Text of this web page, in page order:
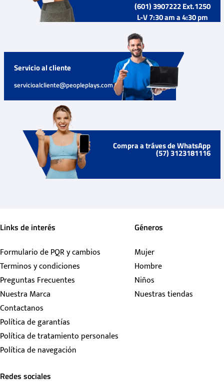
(601) 3907222 Ext.1250
L-V 7:30 am a 4:30 pm
Servicio al cliente
servicioalcliente@peopleplays.com
Compra a tráves de WhatsApp
(57) 3123181116
Links de interés
Formulario de PQR y cambios
Terminos y condiciones
Preguntas Frecuentes
Nuestra Marca
Contactanos
Política de garantías
Política de tratamiento personales
Política de navegación
Géneros
Mujer
Hombre
Niños
Nuestras tiendas
Redes sociales